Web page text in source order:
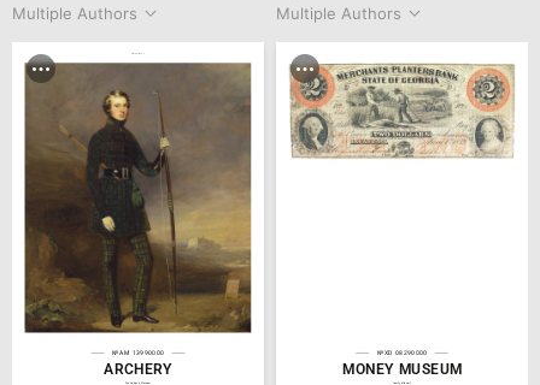
Multiple Authors Multiple Authors
№AM 13990000
ARCHERY
World Sport Museum
№XD 08290000
MONEY MUSEUM
family.kiiids.art